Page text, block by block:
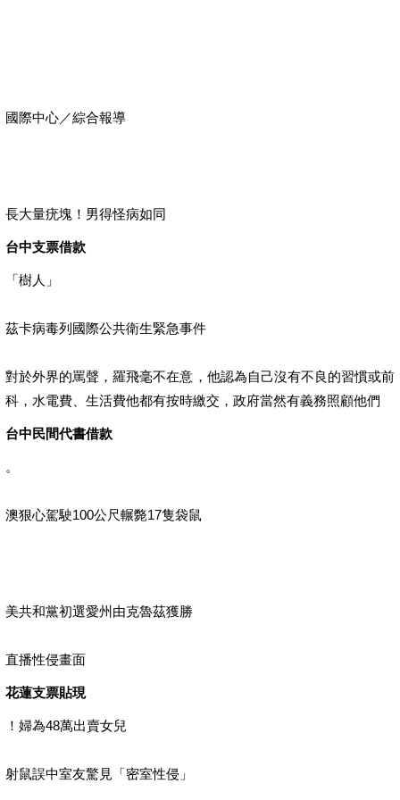
國際中心／綜合報導
長大量疣塊！男得怪病如同
台中支票借款
「樹人」
茲卡病毒列國際公共衛生緊急事件
對於外界的罵聲，羅飛毫不在意，他認為自己沒有不良的習慣或前
科，水電費、生活費他都有按時繳交，政府當然有義務照顧他們
台中民間代書借款
。
澳狠心駕駛100公尺輾斃17隻袋鼠
美共和黨初選愛州由克魯茲獲勝
直播性侵畫面
花蓮支票貼現
！婦為48萬出賣女兒
射鼠誤中室友驚見「密室性侵」